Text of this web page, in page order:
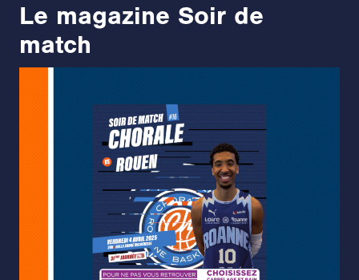
Le magazine Soir de
match